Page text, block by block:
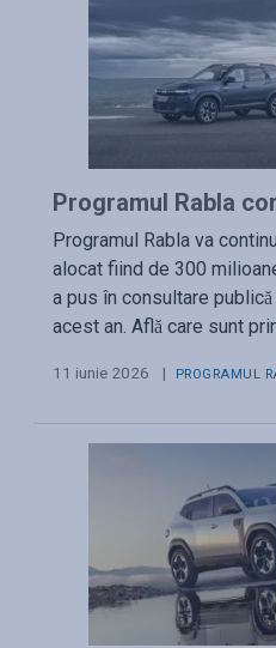
Programul Rabla
Programul Rabla va
alocat fiind de 300
a pus în consultare
acest an. Află care sunt
11 iunie 2026 | PROGRAMUL